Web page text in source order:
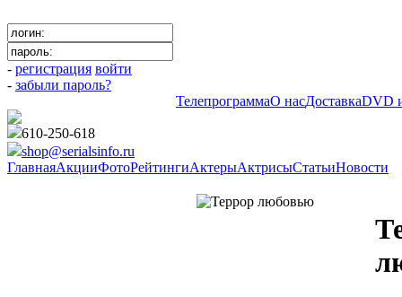
- регистрация войти
- забыли пароль?
ТелепрограммаО насДоставкаDVD
610-250-618
shop@serialsinfo.ru
ГлавнаяАкцииФотоРейтингиАктерыАктрисыСтатьиНовости